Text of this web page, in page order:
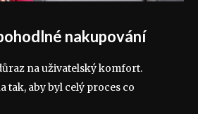
nakupování
na uživatelský komfort.
tak, aby byl celý proces co